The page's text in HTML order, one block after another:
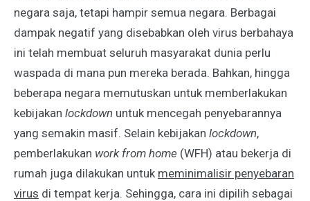
negara saja, tetapi hampir semua negara. Berbagai
dampak negatif yang disebabkan oleh virus berbahaya
ini telah membuat seluruh masyarakat dunia perlu
waspada di mana pun mereka berada. Bahkan, hingga
beberapa negara memutuskan untuk memberlakukan
kebijakan lockdown untuk mencegah penyebarannya
yang semakin masif. Selain kebijakan lockdown,
pemberlakukan work from home (WFH) atau bekerja di
rumah juga dilakukan untuk meminimalisir penyebaran
virus di tempat kerja. Sehingga, cara ini dipilih sebagai